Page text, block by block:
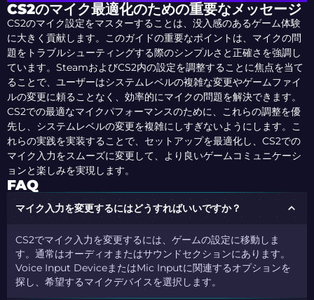
CS2のマイク最適化のための重要なメッセージ
CS2のマイク設定をマスターすることは、没入感のあるゲーム体験
に大きく貢献します。このガイドの重要なポイントは、マイクの問
題をトラブルシューティングする際のシンプルさと正確さを強調し
ています。SteamおよびCS2内の設定を調整することに焦点を当て
ることで、ユーザーはシステムレベルの複雑な変更やゲームファイ
ルの変更に頼ることなく、効率的にマイクの問題を解決できます。
CS2での最適なマイクパフォーマンスのために、これらの調整を優
先し、システムレベルの変更を複雑にしすぎないようにします。こ
れらの実践を実装することで、セットアップを最適化し、CS2での
マイク入力をスムーズに変更して、より良いゲームコミュニケーシ
ョンと楽しみを実現します。
FAQ
マイク入力を変更するにはどうすればいいですか？
CS2でマイク入力を変更するには、ゲームの設定に移動しま
す。通常はオーディオまたはサウンドセクションにあります。
Voice Input DeviceまたはMic Inputに関連するオプションを
探し、希望するマイクデバイスを選択します。